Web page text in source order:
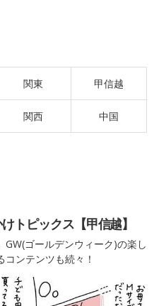
関東 甲信越
関西 中国
トピックス【甲信越】
GW(ゴールデンウィーク)の楽し
ンテンツも続々！